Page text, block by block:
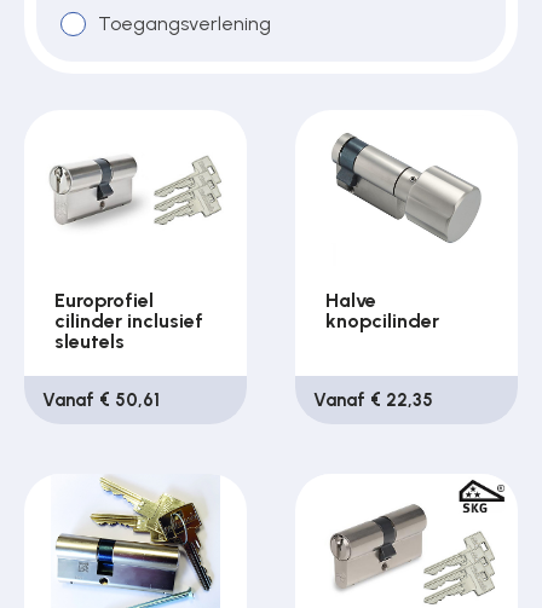
Contact
Toegangsverlening
Europrofiel
cilinder inclusief
sleutels
Vanaf € 50,61
Halve
knopcilinder
Vanaf € 22,35